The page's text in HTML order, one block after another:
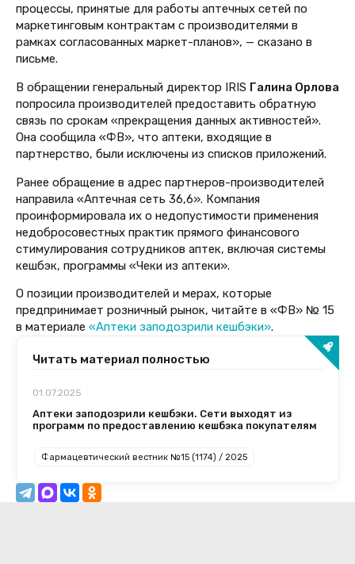
процессы, принятые для работы аптечных сетей по
маркетинговым контрактам с производителями в
рамках согласованных маркет-планов», — сказано в
письме.
В обращении генеральный директор IRIS Галина Орлова
попросила производителей предоставить обратную
связь по срокам «прекращения данных активностей».
Она сообщила «ФВ», что аптеки, входящие в
партнерство, были исключены из списков приложений.
Ранее обращение в адрес партнеров-производителей
направила «Аптечная сеть 36,6». Компания
проинформировала их о недопустимости применения
недобросовестных практик прямого финансового
стимулирования сотрудников аптек, включая системы
кешбэк, программы «Чеки из аптеки».
О позиции производителей и мерах, которые
предпринимает розничный рынок, читайте в «ФВ» № 15
в материале «Аптеки заподозрили кешбэки».
Читать материал полностью
01.07.2025
Аптеки заподозрили кешбэки. Сети выходят из
программ по предоставлению кешбэка покупателям
Фармацевтический вестник №15 (1174) / 2025